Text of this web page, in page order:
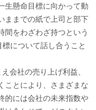
生懸命目標に向かって動
ままでの紙で上司と部下
間をわざわざ持つという
について話し合うこと
会社の売り上げ利益、
ことにより、さまざまな
的には会社の未来指数や